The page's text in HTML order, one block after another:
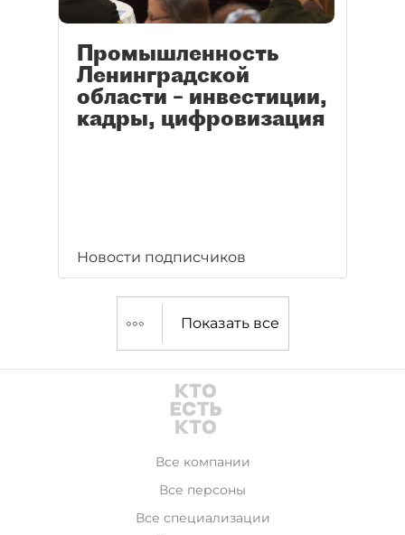
Промышленность
Ленинградской
области – инвестиции,
кадры, цифровизация
Новости подписчиков
Показать все
Все компании
Все персоны
Все специализации